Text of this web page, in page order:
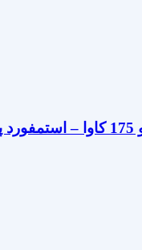
دیزل ژنراتور ایوکو 175 کاوا –